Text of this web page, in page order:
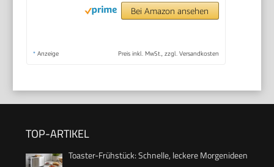
Bei Amazon ansehen
* Anzeige Preis inkl. MwSt., zzgl. Versandkosten
TOP-ARTIKEL
Toaster-Frühstück: Schnelle, leckere Morgenideen